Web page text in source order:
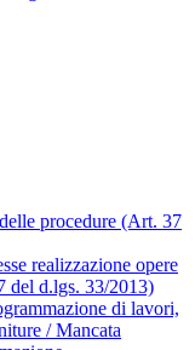
procedure (Art. 37
realizzazione opere
del d.lgs. 33/2013)
di lavori,
/ Mancata